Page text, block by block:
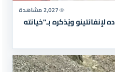
2,027 مشاهدة
ويُذكره بـ"خيانته